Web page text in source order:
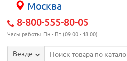
Москва
8-800-555-80-05
Часы работы: Пн - Пт (09:00 - 18:00)
Везде